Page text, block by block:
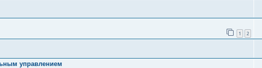
1 2
управлением